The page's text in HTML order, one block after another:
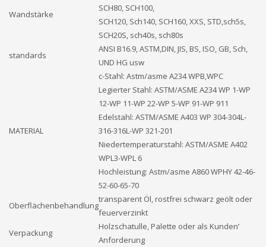
Wandstärke
SCH80, SCH100,
SCH120, Sch140, SCH160, XXS, STD,sch5s,
SCH20S, sch40s, sch80s
standards
ANSI B16.9, ASTM,DIN, JIS, BS, ISO, GB, Sch,
UND HG usw
MATERIAL
c-Stahl: Astm/asme A234 WPB,WPC
Legierter Stahl: ASTM/ASME A234 WP 1-WP
12-WP 11-WP 22-WP 5-WP 91-WP 911
Edelstahl: ASTM/ASME A403 WP 304-304L-
316-316L-WP 321-201
Niedertemperaturstahl: ASTM/ASME A402
WPL3-WPL 6
Hochleistung: Astm/asme A860 WPHY 42-46-
52-60-65-70
Oberflächenbehandlung
transparent Öl, rostfrei schwarz geölt oder
feuerverzinkt
Verpackung
Holzschatulle, Palette oder als Kunden’
Anforderung